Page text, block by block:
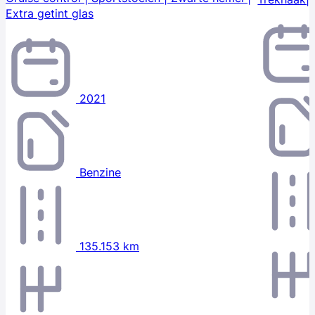
Extra getint glas
2021
Benzine
135.153 km